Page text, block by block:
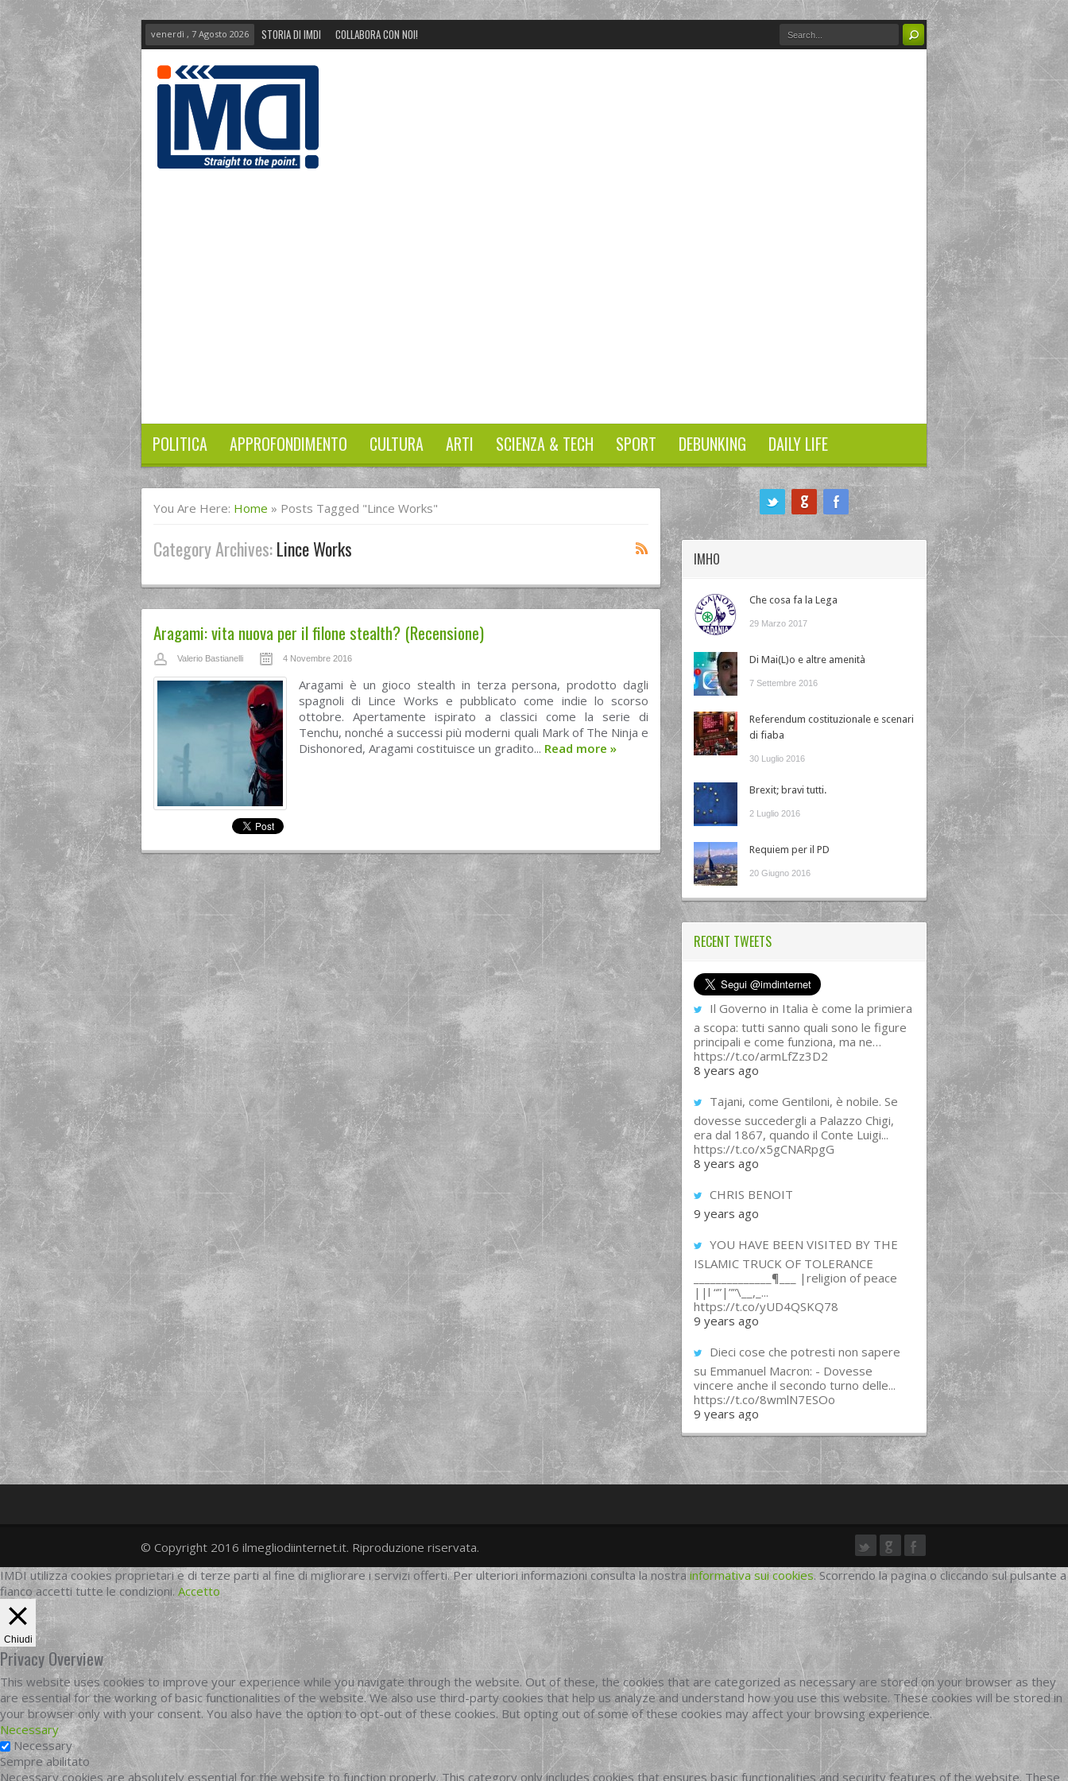
venerdì , 7 Agosto 2026 STORIA DI IMDI COLLABORA CON NOI!
POLITICA APPROFONDIMENTO CULTURA ARTI SCIENZA & TECH SPORT DEBUNKING DAILY LIFE
You Are Here: Home » Posts Tagged "lince Works"
Category Archives:Lince Works
Aragami: vita nuova per il filone stealth? (Recensione)
Valerio Bastianelli 4 Novembre 2016
Aragami è un gioco stealth in terza persona, prodotto dagli
spagnoli di Lince Works e pubblicato come indie lo scorso
ottobre. Apertamente ispirato a classici come la serie di
Tenchu, nonché a successi più moderni quali Mark of The Ninja e
Dishonored, Aragami costituisce un gradito... Read more »
IMHO
Che cosa fa la Lega
29 Marzo 2017
Di Mai(L)o e altre amenità
7 Settembre 2016
Referendum costituzionale e scenari
di fiaba
30 Luglio 2016
Brexit; bravi tutti.
2 Luglio 2016
Requiem per il PD
20 Giugno 2016
RECENT TWEETS
Il Governo in Italia è come la primiera
a scopa: tutti sanno quali sono le figure
principali e come funziona, ma ne…
https://t.co/armLfZz3D2
8 years ago
Tajani, come Gentiloni, è nobile. Se
dovesse succedergli a Palazzo Chigi,
era dal 1867, quando il Conte Luigi...
https://t.co/x5gCNARpgG
8 years ago
CHRIS BENOIT
9 years ago
YOU HAVE BEEN VISITED BY THE
ISLAMIC TRUCK OF TOLERANCE
______________¶___ |religion of peace
||l “”|””\__,_...
https://t.co/yUD4QSKQ78
9 years ago
Dieci cose che potresti non sapere
su Emmanuel Macron: - Dovesse
vincere anche il secondo turno delle...
https://t.co/8wmlN7ESOo
9 years ago
twittergoogleplus
facebook
© Copyright 2016 ilmegliodiinternet.it. Riproduzione riservata.
IMDI utilizza cookies proprietari e di terze parti al fine di migliorare i servizi offerti. Per ulteriori informazioni consulta la nostra informativa sui cookies. Scorrendo la pagina o cliccando sul pulsante a
fianco accetti tutte le condizioni. Accetto
Chiudi
Privacy Overview
This website uses cookies to improve your experience while you navigate through the website. Out of these, the cookies that are categorized as necessary are stored on your browser as they
are essential for the working of basic functionalities of the website. We also use third-party cookies that help us analyze and understand how you use this website. These cookies will be stored in
your browser only with your consent. You also have the option to opt-out of these cookies. But opting out of some of these cookies may affect your browsing experience.
Necessary
Necessary
Sempre abilitato
Necessary cookies are absolutely essential for the website to function properly. This category only includes cookies that ensures basic functionalities and security features of the website. These